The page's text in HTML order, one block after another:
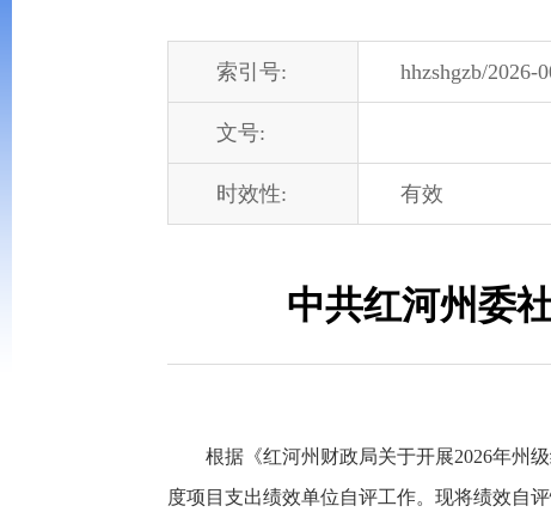
索引号: hhzshgzb/2026-
文号:
时效性: 有效
中共红河州委
根据《红河州财政局关于开展2026年州
度项目支出绩效单位自评工作。现将绩效自评